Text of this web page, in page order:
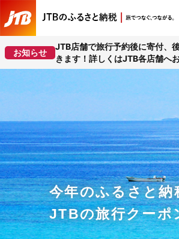
お知らせ
JTB店舗で旅行予約後に寄付、
きます！詳しくはJTB各店舗へ
今年のふるさと納
JTBの旅行クーポ